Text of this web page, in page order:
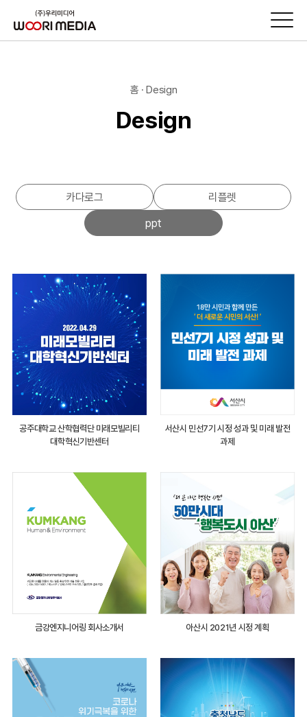
홈 · Design
Design
카다로그
리플렛
ppt
공주대학교 산학협력단 미래모빌리티
대학혁신기반센터
서산시 민선7기 시정 성과 및 미래 발전
과제
금강엔지니어링 회사소개서 아산시 2021년 시정 계획